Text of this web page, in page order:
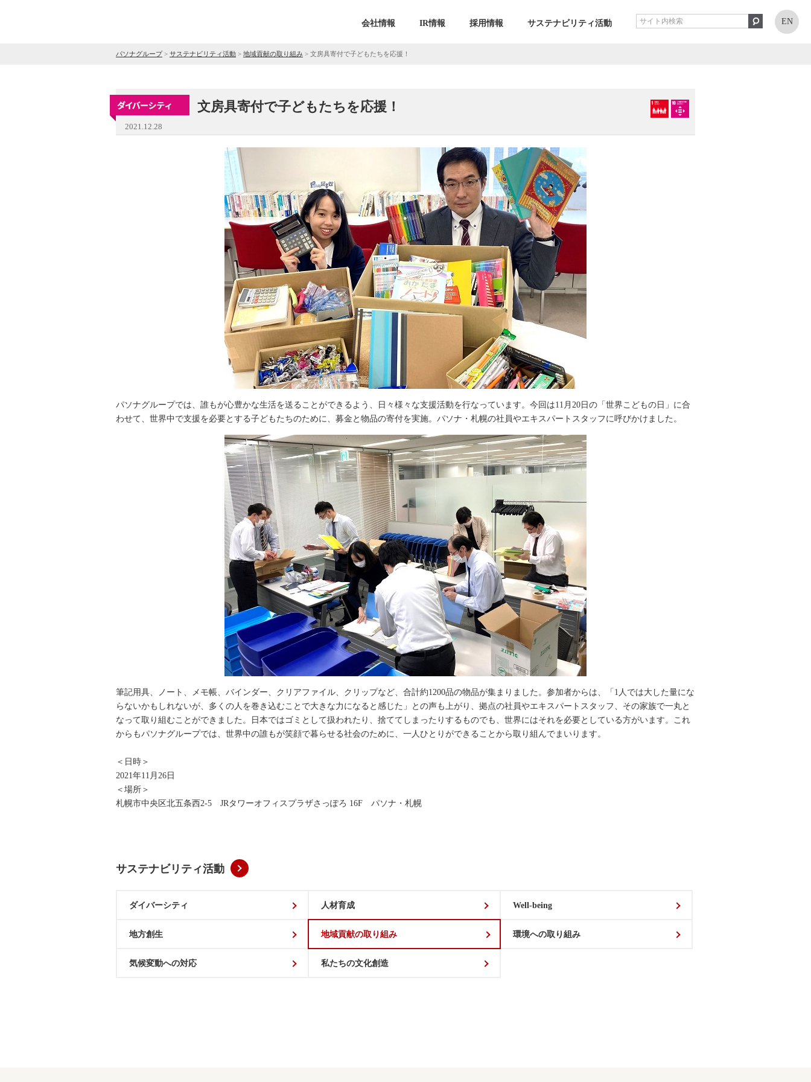
会社情報 IR情報 採用情報 サステナビリティ活動 EN
パソナグループ> サステナビリティ活動 > 地域貢献の取り組み > 文房具寄付で子どもたちを応援！
2021.12.28
文房具寄付で子どもたちを応援！
パソナグループでは、誰もが心豊かな生活を送ることができるよう、日々様々な支援活動を行なっています。今回は11月20日の「世界こどもの日」に合
わせて、世界中で支援を必要とする子どもたちのために、募金と物品の寄付を実施。パソナ・札幌の社員やエキスパートスタッフに呼びかけました。
筆記用具、ノート、メモ帳、バインダー、クリアファイル、クリップなど、合計約1200品の物品が集まりました。参加者からは、「1人では大した量にな
らないかもしれないが、多くの人を巻き込むことで大きな力になると感じた」との声も上がり、拠点の社員やエキスパートスタッフ、その家族で一丸と
なって取り組むことができました。日本ではゴミとして扱われたり、捨ててしまったりするものでも、世界にはそれを必要としている方がいます。これ
からもパソナグループでは、世界中の誰もが笑顔で暮らせる社会のために、一人ひとりができることから取り組んでまいります。
＜日時＞
2021年11月26日
＜場所＞
札幌市中央区北五条西2-5 JRタワーオフィスプラザさっぽろ 16F パソナ・札幌
サステナビリティ活動
ダイバーシティ 人材育成 Well-being
地方創生 地域貢献の取り組み 環境への取り組み
気候変動への対応 私たちの文化創造